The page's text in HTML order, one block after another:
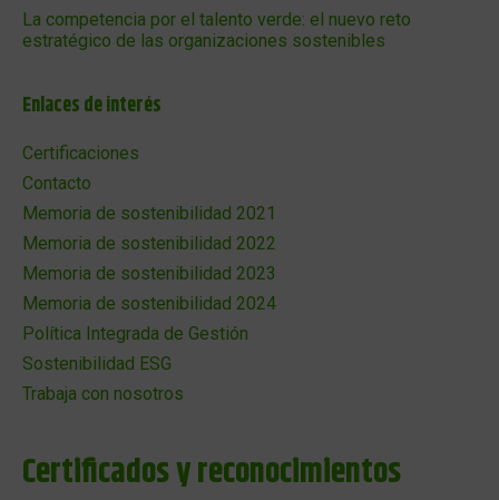
La competencia por el talento verde: el nuevo reto
estratégico de las organizaciones sostenibles
Enlaces de interés
Certificaciones
Contacto
Memoria de sostenibilidad 2021
Memoria de sostenibilidad 2022
Memoria de sostenibilidad 2023
Memoria de sostenibilidad 2024
Política Integrada de Gestión
Sostenibilidad ESG
Trabaja con nosotros
Certificados y reconocimientos